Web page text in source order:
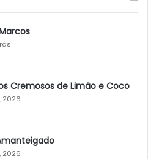
Cremosos de Limão e Coco
2026
2026